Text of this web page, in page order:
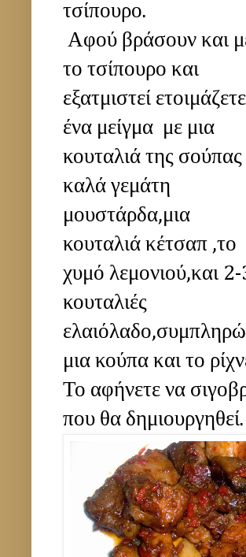
τσίπουρο.
Αφού βράσουν και
το τσίπουρο και
εξατμιστεί ετοιμάζετε
ένα μείγμα με μια
κουταλιά της σούπας
καλά γεμάτη
μουστάρδα,μια
κουταλιά κέτσαπ ,το
χυμό λεμονιού,και 2-
κουταλιές
μια κούπα και το
Το αφήνετε να
που θα δημιουργηθεί.